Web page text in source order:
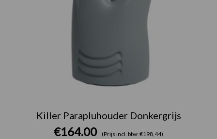
Killer Parapluhouder Donkergrijs
€164.00 (Prijs incl. btw: €198,44)